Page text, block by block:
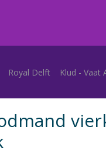
Royal Delft Klud - Vaat